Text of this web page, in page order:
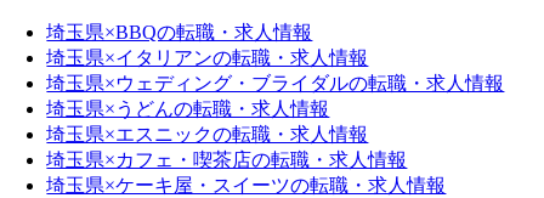
埼玉県×BBQの転職・求人情報
埼玉県×イタリアンの転職・求人情報
埼玉県×ウェディング・ブライダルの転職・求人情報
埼玉県×うどんの転職・求人情報
埼玉県×エスニックの転職・求人情報
埼玉県×カフェ・喫茶店の転職・求人情報
埼玉県×ケーキ屋・スイーツの転職・求人情報